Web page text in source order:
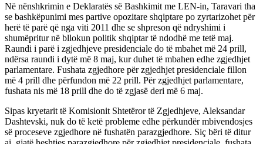
Në nënshkrimin e Deklaratës së Bashkimit me LEN-in, Taravari tha
se bashkëpunimi mes partive opozitare shqiptare po zyrtarizohet për
herë të parë që nga viti 2011 dhe se shpreson që ndryshimi i
shumëpritur në bllokun politik shqiptar të ndodhë me tetë maj.
Raundi i parë i zgjedhjeve presidenciale do të mbahet më 24 prill,
ndërsa raundi i dytë më 8 maj, kur duhet të mbahen edhe zgjedhjet
parlamentare. Fushata zgjedhore për zgjedhjet presidenciale fillon
më 4 prill dhe përfundon më 22 prill. Për zgjedhjet parlamentare,
fushata nis më 18 prill dhe do të zgjasë deri më 6 maj.
Sipas kryetarit të Komisionit Shtetëror të Zgjedhjeve, Aleksandar
Dashtevski, nuk do të ketë probleme edhe përkundër mbivendosjes
së proceseve zgjedhore në fushatën parazgjedhore. Siç bëri të ditur